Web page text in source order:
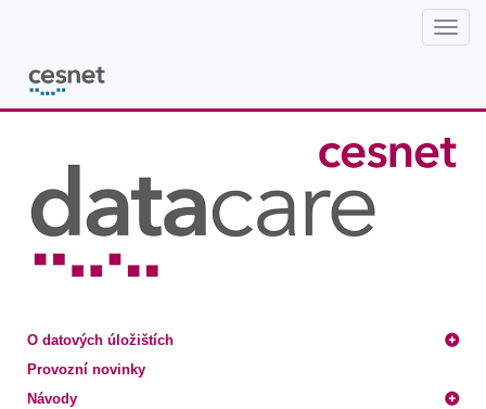
Postranní lišta
O datových úložištích
Provozní novinky
Návody